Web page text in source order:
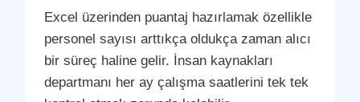
Excel üzerinden puantaj hazırlamak özellikle
personel sayısı arttıkça oldukça zaman alıcı
bir süreç haline gelir. İnsan kaynakları
departmanı her ay çalışma saatlerini tek tek